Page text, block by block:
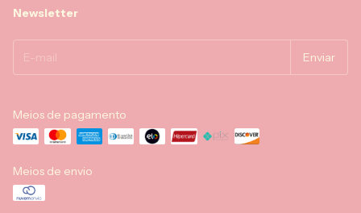
Newsletter
Meios de pagamento
Meios de envio